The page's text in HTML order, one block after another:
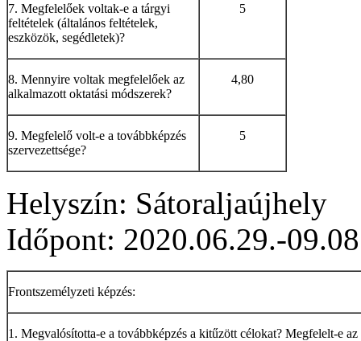
7. Megfelelőek voltak-e a tárgyi
feltételek (általános feltételek,
eszközök, segédletek)?
5
8. Mennyire voltak megfelelőek az
alkalmazott oktatási módszerek?
4,80
9. Megfelelő volt-e a továbbképzés
szervezettsége?
5
Helyszín: Sátoraljaújhely
Időpont: 2020.06.29.-
Frontszemélyzeti képzés:
1. Megvalósította-e a továbbképzés a kitűzött célokat? Megfelelt-e az